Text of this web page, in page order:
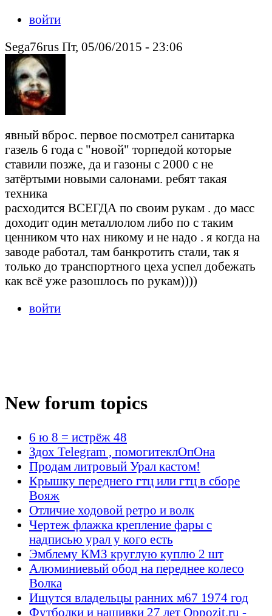
войти
Sega76rus Пт, 05/06/2015 - 23:06
явный вброс. первое посмотрел санитарка
газель 6 года с "новой" торпедой которые
ставили позже, да и газоны с 2000 с не
затёртыми новыми салонами. ребят такая
техника
расходится ВСЕГДА по своим рукам . до масс
доходит один металлолом либо по с таким
ценником что нах никому и не надо . я когда на
заводе работал, там банкротить стали, так я
только до транспортного цеха успел добежать
как всё уже разошлось по рукам))))
войти
New forum topics
6 ю 8 = истрёж 48
Здох Telegram , помогитеклОпОна
Продам литровый Урал кастом!
Крышку переднего гтц или гтц в сборе
Вояж
Отличие ходовой ретро и волк
Чертеж флажка крепление фары с
надписью урал у кого есть
Эмблему КМЗ круглую куплю 2 шт
Алюминиевый обод на переднее колесо
Волка
Ищутся владельцы ранних м67 1974 год
Футболки и нашивки 27 лет Oppozit.ru -